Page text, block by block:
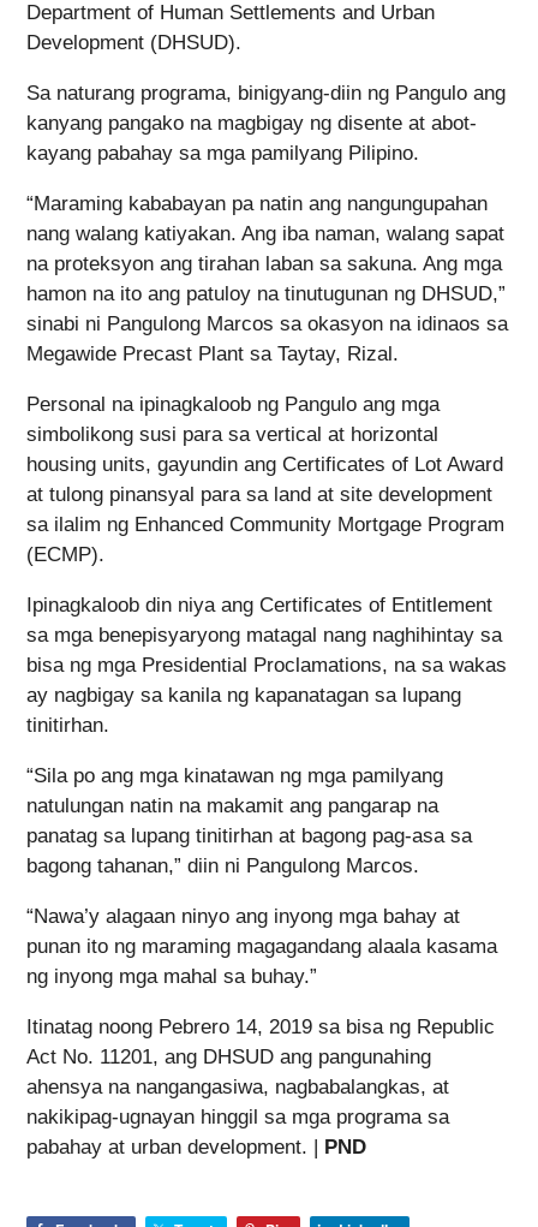
Department of Human Settlements and Urban
Development (DHSUD).
Sa naturang programa, binigyang-diin ng Pangulo ang
kanyang pangako na magbigay ng disente at abot-
kayang pabahay sa mga pamilyang Pilipino.
“Maraming kababayan pa natin ang nangungupahan
nang walang katiyakan. Ang iba naman, walang sapat
na proteksyon ang tirahan laban sa sakuna. Ang mga
hamon na ito ang patuloy na tinutugunan ng DHSUD,”
sinabi ni Pangulong Marcos sa okasyon na idinaos sa
Megawide Precast Plant sa Taytay, Rizal.
Personal na ipinagkaloob ng Pangulo ang mga
simbolikong susi para sa vertical at horizontal
housing units, gayundin ang Certificates of Lot Award
at tulong pinansyal para sa land at site development
sa ilalim ng Enhanced Community Mortgage Program
(ECMP).
Ipinagkaloob din niya ang Certificates of Entitlement
sa mga benepisyaryong matagal nang naghihintay sa
bisa ng mga Presidential Proclamations, na sa wakas
ay nagbigay sa kanila ng kapanatagan sa lupang
tinitirhan.
“Sila po ang mga kinatawan ng mga pamilyang
natulungan natin na makamit ang pangarap na
panatag sa lupang tinitirhan at bagong pag-asa sa
bagong tahanan,” diin ni Pangulong Marcos.
“Nawa’y alagaan ninyo ang inyong mga bahay at
punan ito ng maraming magagandang alaala kasama
ng inyong mga mahal sa buhay.”
Itinatag noong Pebrero 14, 2019 sa bisa ng Republic
Act No. 11201, ang DHSUD ang pangunahing
ahensya na nangangasiwa, nagbabalangkas, at
nakikipag-ugnayan hinggil sa mga programa sa
pabahay at urban development. |
PND